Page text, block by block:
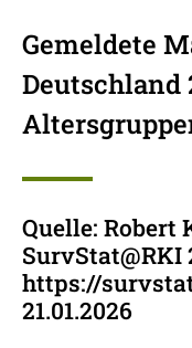
Gemeldete
Deutschland
Quelle: Robert
SurvStat@RKI
https://
21.01.2026